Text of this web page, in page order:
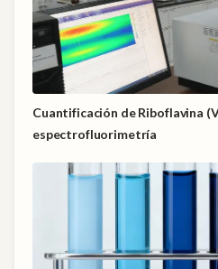
Cuantificación de Riboflavina
espectrofluorimetría